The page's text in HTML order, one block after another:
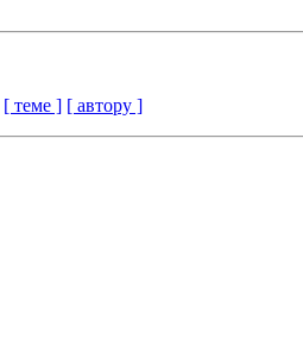
[ теме ] [ автору ]